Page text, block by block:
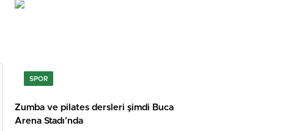
SPOR
Zumba ve pilates dersleri şimdi Buca
Arena Stadı’nda